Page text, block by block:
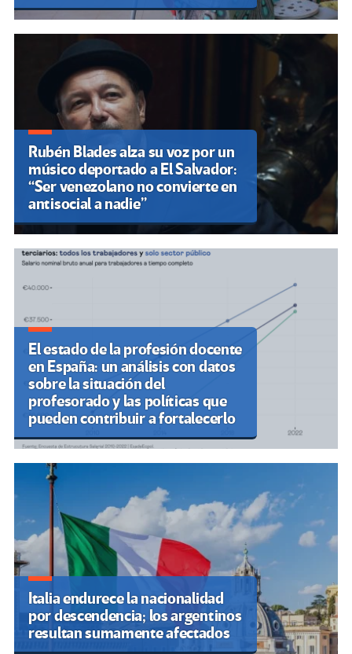
Rubén Blades alza su voz por un
músico deportado a El Salvador:
“Ser venezolano no convierte en
antisocial a nadie”
El estado de la profesión docente
en España: un análisis con datos
sobre la situación del
profesorado y las políticas que
pueden contribuir a fortalecerlo
Italia endurece la nacionalidad
por descendencia; los argentinos
resultan sumamente afectados